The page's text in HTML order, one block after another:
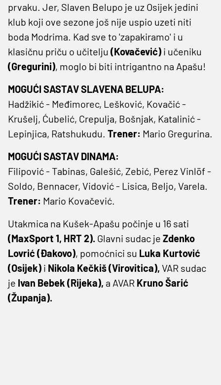
prvaku. Jer, Slaven Belupo je uz Osijek jedini
klub koji ove sezone još nije uspio uzeti niti
boda Modrima. Kad sve to 'zapakiramo' i u
klasičnu priču o učitelju (Kovačević) i učeniku
(Gregurini), moglo bi biti intrigantno na Apašu!
MOGUĆI SASTAV SLAVENA BELUPA:
Hadžikić - Međimorec, Lešković, Kovačić -
Krušelj, Ćubelić, Crepulja, Bošnjak, Katalinić -
Lepinjica, Ratshukudu. Trener: Mario Gregurina.
MOGUĆI SASTAV DINAMA:
Filipović - Tabinas, Galešić, Zebić, Perez Vinlöf -
Soldo, Bennacer, Vidović - Lisica, Beljo, Varela.
Trener: Mario Kovačević.
Utakmica na Kušek-Apašu počinje u 16 sati
(MaxSport 1, HRT 2). Glavni sudac je Zdenko
Lovrić (Đakovo), pomoćnici su Luka Kurtović
(Osijek) i Nikola Kečkiš (Virovitica), VAR sudac
je Ivan Bebek (Rijeka), a AVAR Kruno Šarić
(Županja).